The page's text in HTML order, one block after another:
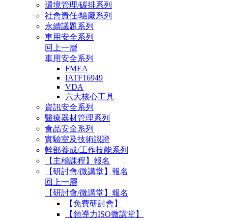
環境管理/碳排系列
社會責任/驗廠系列
永續議題系列
車用安全系列
回上一層
車用安全系列
FMEA
IATF16949
VDA
六大核心工具
資訊安全系列
醫療器材管理系列
食品安全系列
實驗室及技術認證
幹部養成/工作技能系列
【主稽課程】報名
【研討會/微講堂】報名
回上一層
【研討會/微講堂】報名
【免費研討會】
【領導力ISO微講堂】